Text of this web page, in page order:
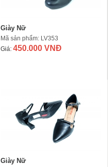
Giày Nữ
Mã sản phẩm: LV353
Giá: 450.000 VNĐ
Giày Nữ